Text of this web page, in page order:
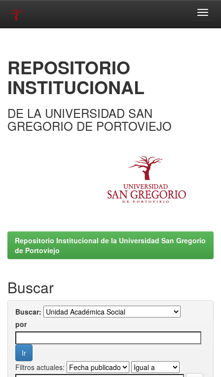
REPOSITORIO
INSTITUCIONAL
DE LA UNIVERSIDAD SAN
GREGORIO DE PORTOVIEJO
Repositorio Institucional de la Universidad San Gregorio
de Portoviejo
Buscar
Buscar:
por
Filtros actuales: